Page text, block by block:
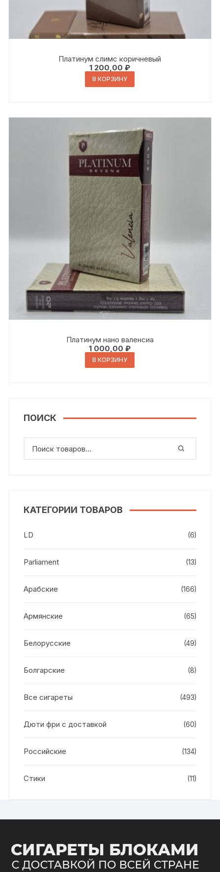
Платинум слимс коричневый
1 200,00₽
В КОРЗИНУ
Платинум нано валенсиа
1 000,00₽
В КОРЗИНУ
ПОИСК
КАТЕГОРИИ ТОВАРОВ
LD (6)
Parliament (13)
Арабские (166)
Армянские (65)
Белорусские (49)
Болгарские (8)
Все сигареты (493)
Дюти фри с доставкой (60)
Российские (134)
Стики (11)